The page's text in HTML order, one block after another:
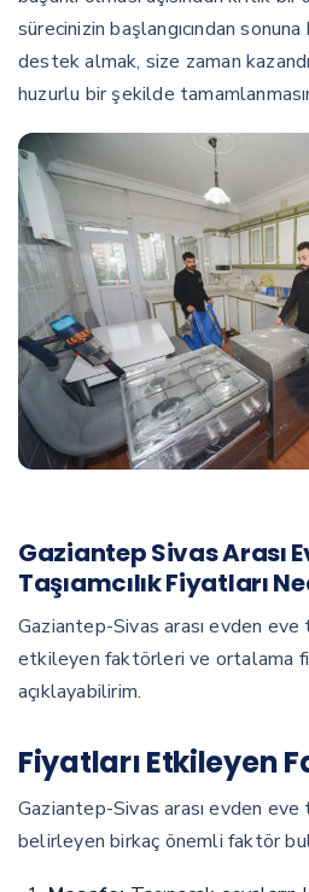
sürecinizin başlangıcından
destek almak, size zaman
huzurlu bir şekilde
Gaziantep Sivas Arası
Taşıamcılık Fiyatları
Gaziantep-Sivas arası evden eve
etkileyen faktörleri ve ortalama
açıklayabilirim.
Fiyatları Etkileyen
Gaziantep-Sivas arası evden eve
belirleyen birkaç önemli faktör